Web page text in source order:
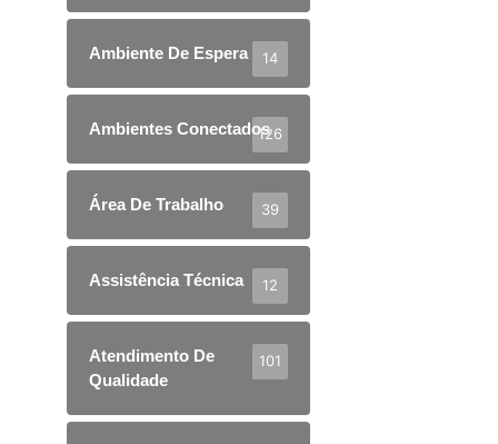
Ambiente De Espera 14
Ambientes Conectados126
Área De Trabalho 39
Assistência Técnica 12
Atendimento De
Qualidade
101